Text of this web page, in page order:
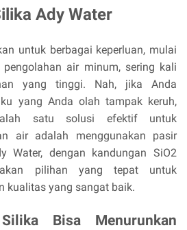
Ady Water
untuk berbagai keperluan, mulai
air minum, sering kali
yang tinggi. Nah, jika Anda
yang Anda olah tampak keruh,
satu solusi efektif untuk
air adalah menggunakan pasir
Water, dengan kandungan SiO2
pilihan yang tepat untuk
kualitas yang sangat baik.
Bisa Menurunkan